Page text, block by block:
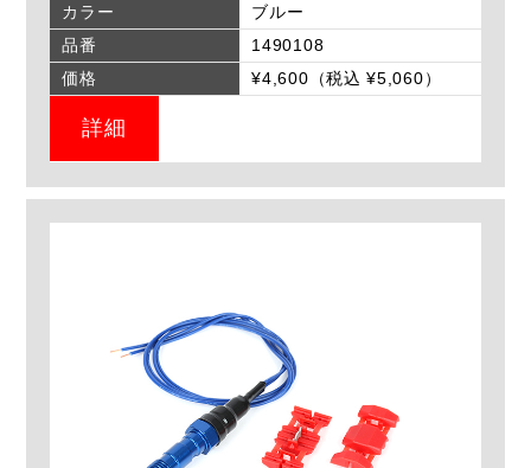
カラー
ブルー
品番
1490108
価格
¥4,600（税込 ¥5,060）
詳細